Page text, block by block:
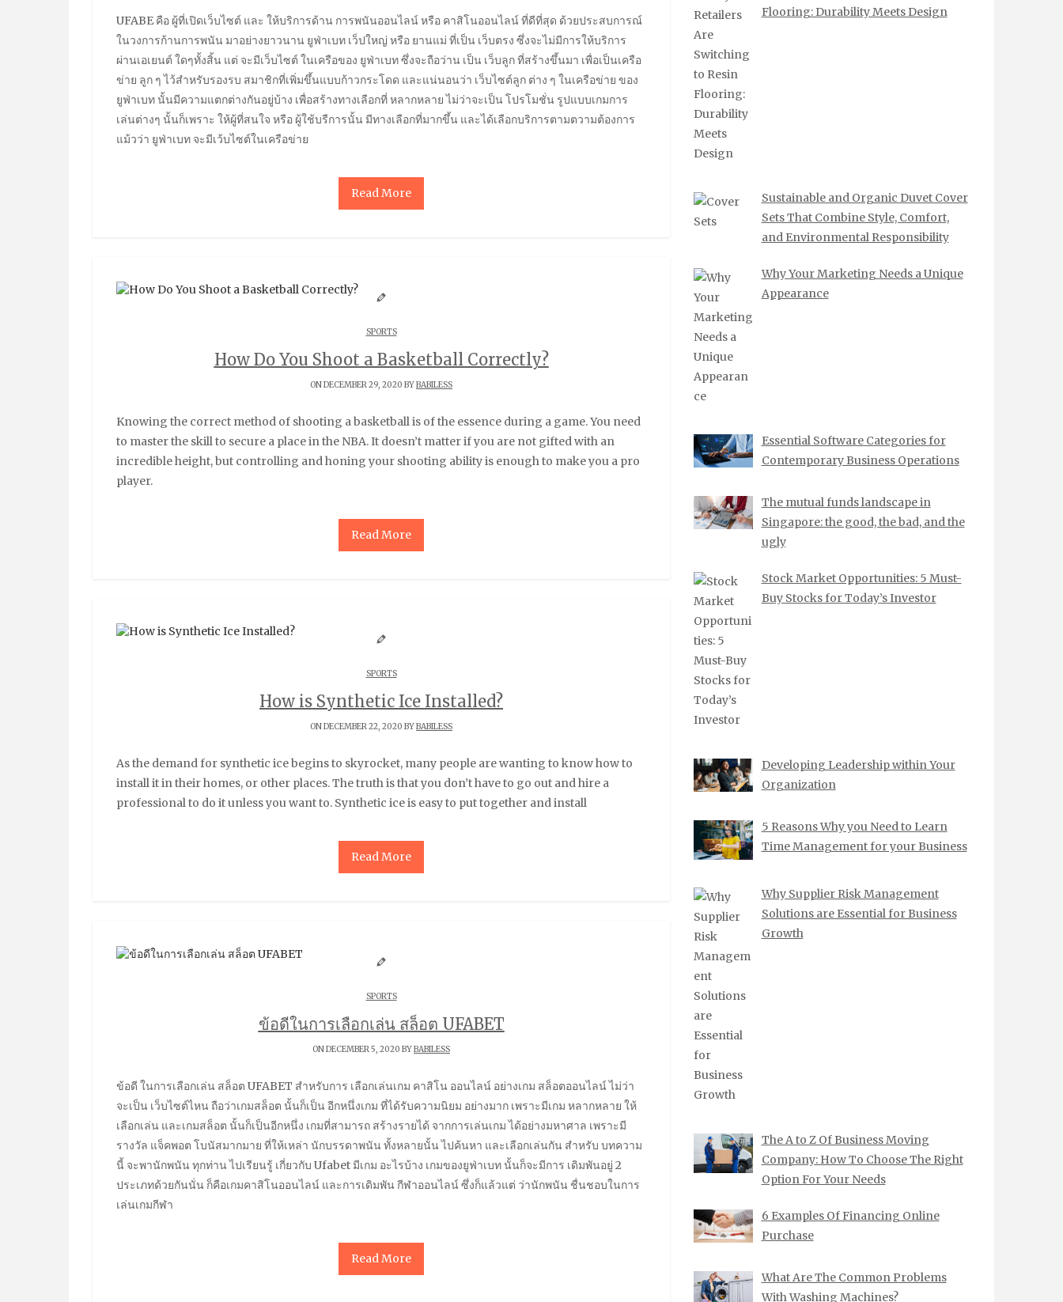
UFABE คือ ผู้ที่เปิดเว็บไซต์ และ ให้บริการด้าน การพนันออนไลน์ หรือ คาสิโนออนไลน์ ที่ดีที่สุด ด้วยประสบการณ์
ในวงการก้านการพนัน มาอย่างยาวนาน ยูฟ่าเบท เว็ปใหญ่ หรือ ยานแม่ ที่เป็น เว็บตรง ซึ่งจะไม่มีการให้บริการ
ผ่านเอเยนต์ ใดๆทั้งสิ้น แต่ จะมีเว็บไซต์ ในเครือของ ยูฟ่าเบท ซึ่งจะถือว่าน เป็น เว็บลูก ที่สร้างขึ้นมา เพื่อเป็นเครือ
ข่าย ลูก ๆ ไว้สำหรับรองรบ สมาชิกที่เพิ่มขึ้นแบบก้าวกระโดด และแน่นอนว่า เว็บไซต์ลูก ต่าง ๆ ในเครือข่าย ของ
ยูฟ่าเบท นั้นมีความแตกต่างกันอยู่บ้าง เพื่อสร้างทางเลือกที่ หลากหลาย ไม่ว่าจะเป็น โปรโมชั่น รูปแบบเกมการ
เล่นต่างๆ นั้นก็เพราะ ให้ผู้ที่สนใจ หรือ ผู้ใช้บรืการนั้น มีทางเลือกที่มากขึ้น และได้เลือกบริการตามตวามต้องการ
แม้วว่า ยูฟ่าเบท จะมีเว้บไซต์ในเครือข่าย
Read More
SPORTS
How Do You Shoot a Basketball Correctly?
ON DECEMBER 29, 2020 BYBABILESS
Knowing the correct method of shooting a basketball is of the essence during a game. You need
to master the skill to secure a place in the NBA. It doesn’t matter if you are not gifted with an
incredible height, but controlling and honing your shooting ability is enough to make you a pro
player.
Read More
SPORTS
How is Synthetic Ice Installed?
ON DECEMBER 22, 2020 BYBABILESS
As the demand for synthetic ice begins to skyrocket, many people are wanting to know how to
install it in their homes, or other places. The truth is that you don’t have to go out and hire a
professional to do it unless you want to. Synthetic ice is easy to put together and install
Read More
SPORTS
ข้อดีในการเลือกเล่น สล็อต UFABET
ON DECEMBER 5, 2020 BYBABILESS
ข้อดี ในการเลือกเล่น สล็อต UFABET สำหรับการ เลือกเล่นเกม คาสิโน ออนไลน์ อย่างเกม สล็อตออนไลน์ ไม่ว่า
จะเป็น เว็บไซต์ไหน ถือว่าเกมสล็อต นั้นก็เป็น อีกหนึ่งเกม ที่ได้รับความนิยม อย่างมาก เพราะมีเกม หลากหลาย ให้
เลือกเล่น และเกมสล็อต นั้นก็เป็นอีกหนึ่ง เกมที่สามารถ สร้างรายได้ จากการเล่นเกม ได้อย่างมหาศาล เพราะมี
รางวัล แจ็คพอต โบนัสมากมาย ที่ให้เหล่า นักบรรดาพนัน ทั้งหลายนั้น ไปค้นหา และเลือกเล่นกัน สำหรับ บทความ
นี้ จะพานักพนัน ทุกท่าน ไปเรียนรู้ เกี่ยวกับ Ufabet มีเกม อะไรบ้าง เกมของยูฟ่าเบท นั้นก็จะมีการ เดิมพันอยู่ 2
ประเภทด้วยกันนั่น ก็คือเกมคาสิโนออนไลน์ และการเดิมพัน กีฬาออนไลน์ ซึ่งก็แล้วแต่ ว่านักพนัน ชื่นชอบในการ
เล่นเกมกีฬา
Read More
Flooring: Durability Meets Design
Sustainable and Organic Duvet Cover
Sets That Combine Style, Comfort,
and Environmental Responsibility
Why Your Marketing Needs a Unique
Appearance
Essential Software Categories for
Contemporary Business Operations
The mutual funds landscape in
Singapore: the good, the bad, and the
ugly
Stock Market Opportunities: 5 Must-
Buy Stocks for Today’s Investor
Developing Leadership within Your
Organization
5 Reasons Why you Need to Learn
Time Management for your Business
Why Supplier Risk Management
Solutions are Essential for Business
Growth
The A to Z Of Business Moving
Company: How To Choose The Right
Option For Your Needs
6 Examples Of Financing Online
Purchase
What Are The Common Problems
With Washing Machines?